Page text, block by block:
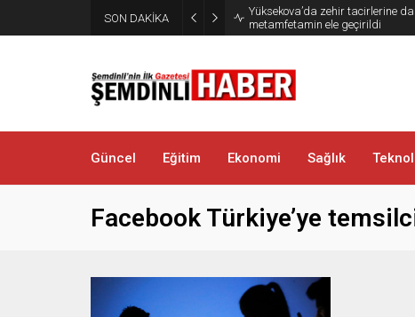
SON DAKİKA
Yüksekova’da zehir tacirlerine
metamfetamin ele geçirildi
Güncel Eğitim Ekonomi Sağlık
Facebook Türkiye’ye